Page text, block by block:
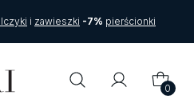
i zawieszki -7% pierścionki
0